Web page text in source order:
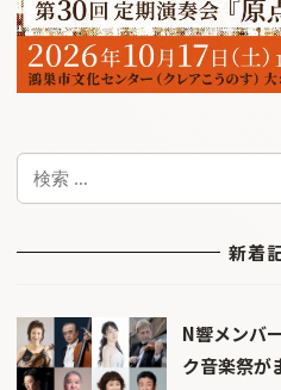
検
新着
N響メンバ
ク音楽祭が